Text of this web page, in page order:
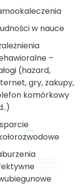
w nauce
–
(hazard,
gry, zakupy,
komórkowy